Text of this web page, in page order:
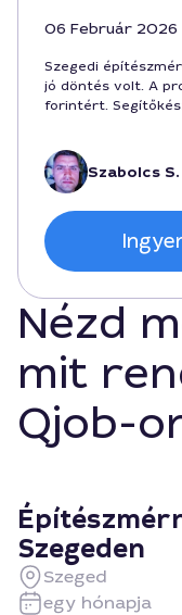
06 Február 2026
Szegedi
jó döntés volt. A
forintért.
Szabolcs S.
Nézd
mit
Qjob-
Szegeden
Szeged
egy hónapja